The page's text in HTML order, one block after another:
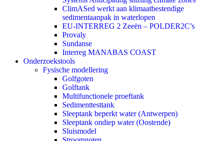
ClimASed werkt aan klimaatbestendige
sedimentaanpak in waterlopen
EU-INTERREG 2 Zeeën – POLDER2C’s
Provaly
Sundanse
Interreg MANABAS COAST
Onderzoekstools
Fysische modellering
Golfgoten
Golftank
Multifunctionele proeftank
Sedimenttesttank
Sleeptank beperkt water (Antwerpen)
Sleeptank ondiep water (Oostende)
Sluismodel